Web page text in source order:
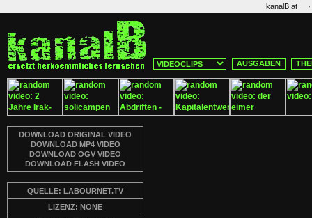
kanalB.at ·
AUSGABEN
DOWNLOAD ORIGINAL VIDEO
DOWNLOAD MP4 VIDEO
DOWNLOAD OGV VIDEO
DOWNLOAD FLASH VIDEO
QUELLE: LABOURNET.TV
LIZENZ: NONE